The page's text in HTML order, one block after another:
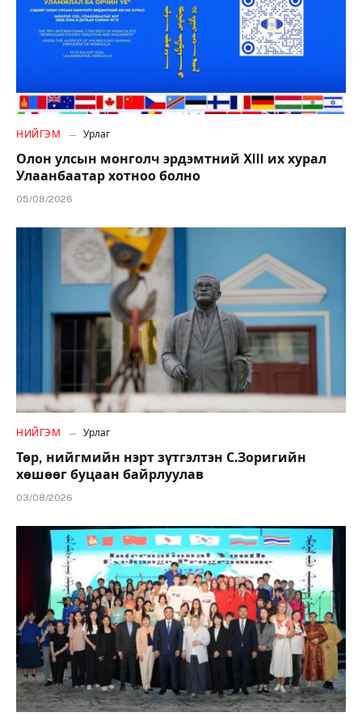
НИЙГЭМ Урлаг
Олон улсын монголч эрдэмтний XIII их хурал
Улаанбаатар хотноо болно
05/08/2026
НИЙГЭМ Урлаг
Төр, нийгмийн нэрт зүтгэлтэн С.Зоригийн
хөшөөг буцаан байрлуулав
03/08/2026